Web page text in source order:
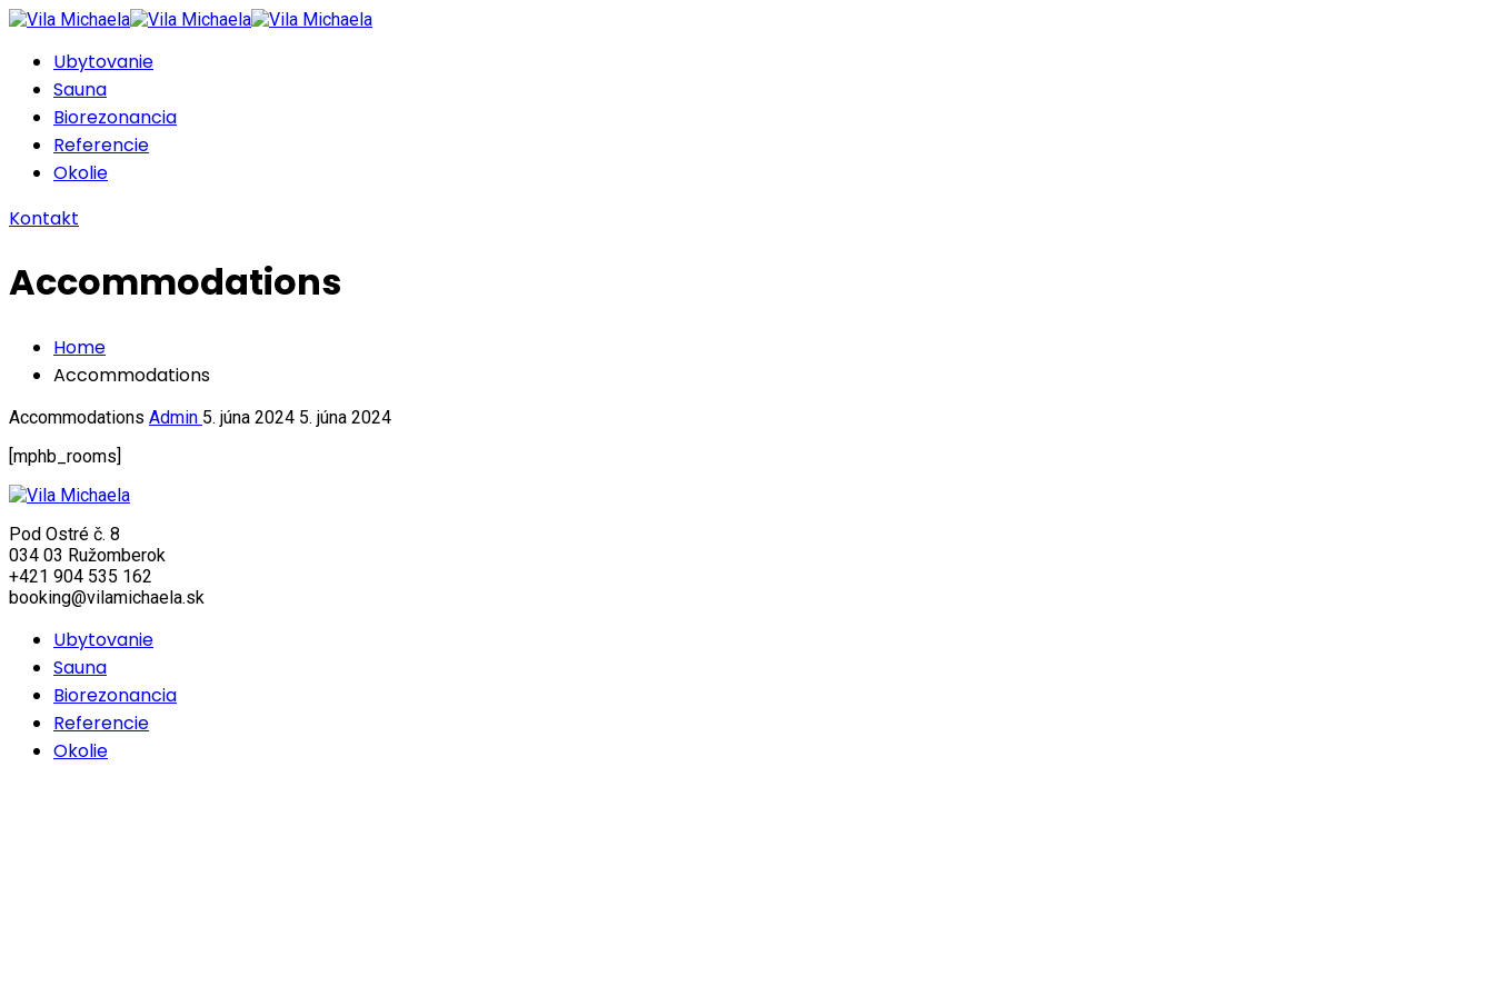
Ubytovanie
Sauna
Biorezonancia
Referencie
Okolie
Kontakt
Accommodations
Home
Accommodations
Accommodations Admin 5. júna 2024 5. júna 2024
[mphb_rooms]
Pod Ostré č. 8
034 03 Ružomberok
+421 904 535 162
booking@vilamichaela.sk
Ubytovanie
Sauna
Biorezonancia
Referencie
Okolie